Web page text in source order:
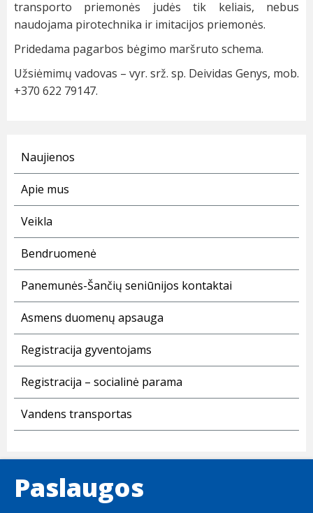
transporto priemonės judės tik keliais, nebus
naudojama pirotechnika ir imitacijos priemonės.
Pridedama pagarbos bėgimo maršruto schema.
Užsiėmimų vadovas – vyr. srž. sp. Deividas Genys, mob.
+370 622 79147.
Naujienos
Apie mus
Veikla
Bendruomenė
Panemunės-Šančių seniūnijos kontaktai
Asmens duomenų apsauga
Registracija gyventojams
Registracija – socialinė parama
Vandens transportas
Paslaugos